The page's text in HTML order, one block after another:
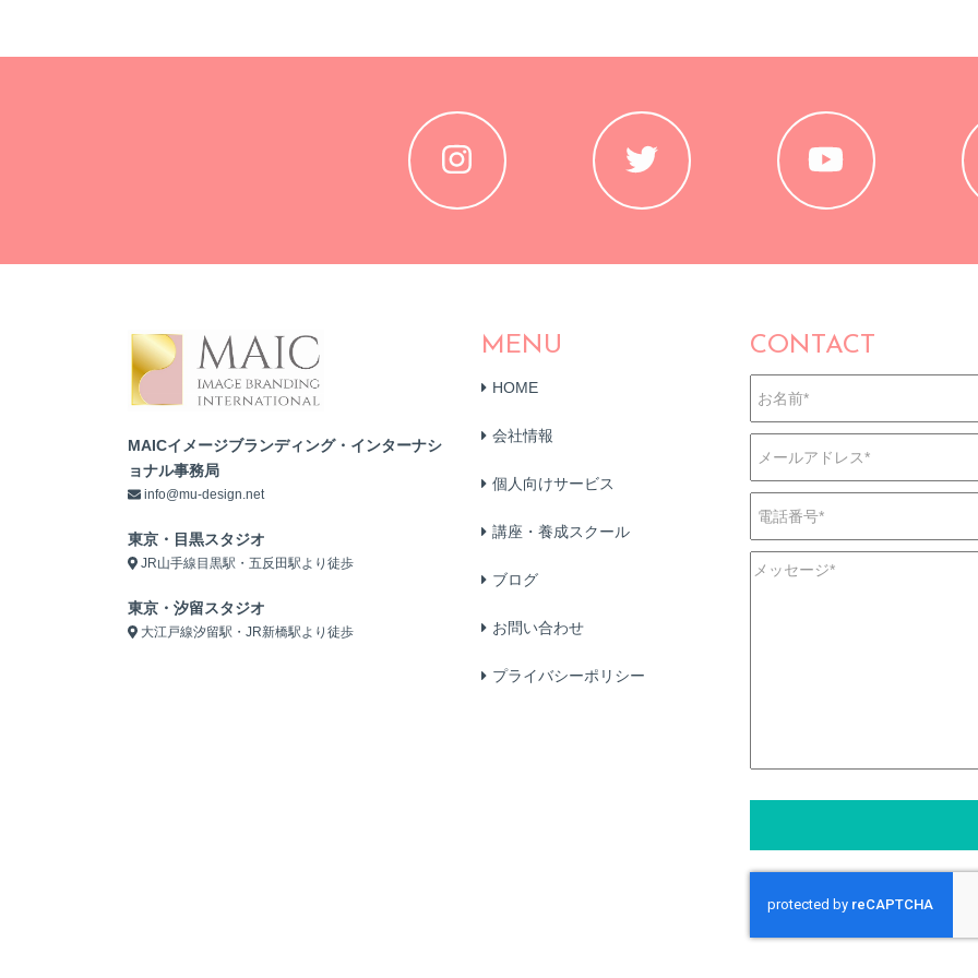
MAICイメージブランディング・インターナシ
ョナル事務局
info@mu-design.net
東京・目黒スタジオ
JR山手線目黒駅・五反田駅より徒歩
東京・汐留スタジオ
大江戸線汐留駅・JR新橋駅より徒歩
MENU
HOME
会社情報
個人向けサービス
講座・養成スクール
ブログ
お問い合わせ
プライバシーポリシー
CONTACT